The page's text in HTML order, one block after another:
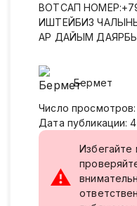
ВОТСАП
ИШТЕЙБИЗ
АР ДАЙЫМ
Бермет
Число просмотров:
Дата публикации:
⚠
Избегайте